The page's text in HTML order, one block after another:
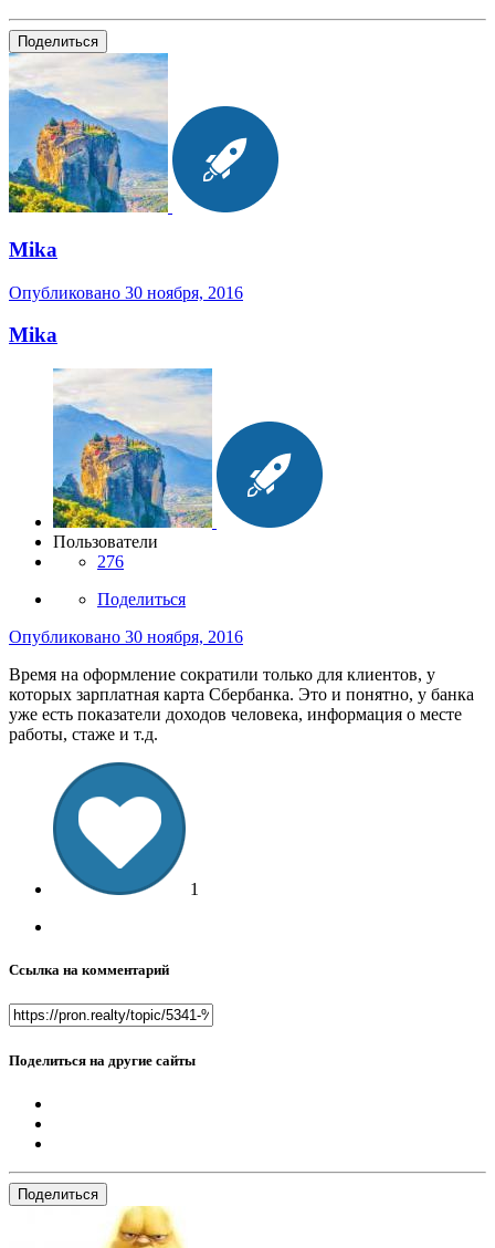
Поделиться
Mika
Опубликовано 30 ноября, 2016
Mika
Пользователи
276
Поделиться
Опубликовано 30 ноября, 2016
Время на оформление сократили только для клиентов, у
которых зарплатная карта Сбербанка. Это и понятно, у банка
уже есть показатели доходов человека, информация о месте
работы, стаже и т.д.
1
Ссылка на комментарий
Поделиться на другие сайты
Поделиться